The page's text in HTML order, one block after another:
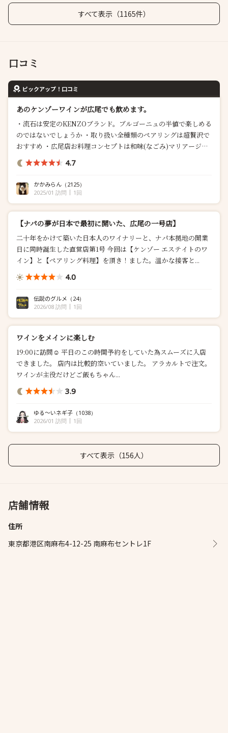
すべて表示（1165件）
口コミ
ピックアップ！口コミ
あのケンゾーワインが広尾でも飲めます。
・流石は安定のKENZOブランド。ブルゴーニュの半値で楽しめる
のではないでしょうか ・取り扱い全種類のペアリングは超贅沢で
おすすめ ・広尾店お料理コンセプトは和味(なごみ)マリアージ
ュ。日本の素材を活かした和のテイストとカリフォルニアのテロ
4.7
かかみらん （2125）
2025/01 訪問
1回
【ナパの夢が日本で最初に開いた、広尾の一号店】
二十年をかけて築いた日本人のワイナリーと、ナパ本拠地の開業
日に同時誕生した直営店第1号 今回は【ケンゾー エステイトのワ
イン】と【ペアリング料理】を頂き！ました。温かな接客と...
4.0
伝説のグルメ （24）
2026/08 訪問
1回
ワインをメインに楽しむ
19:00に訪問☺︎ 平日のこの時間予約をしていた為スムーズに入店
できました。 店内は比較的空いていました。 アラカルトで注文。
ワインが主役だけどご飯もちゃん...
3.9
ゆる〜いネギ子 （1038）
2026/01 訪問
1回
すべて表示（156人）
店舗情報
住所
東京都港区南麻布4-12-25 南麻布セントレ1F